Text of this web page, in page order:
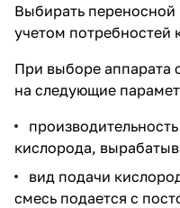
Выбирать
учетом потребностей
При выборе аппарата
на следующие
кислорода,
вид подачи
смесь подается с